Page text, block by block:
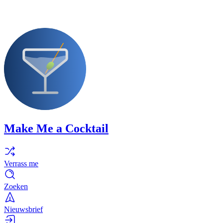
Make Me a Cocktail
Verrass me
Zoeken
Nieuwsbrief